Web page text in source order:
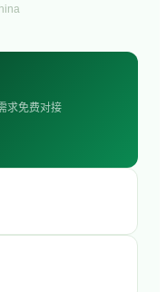
求免费对接